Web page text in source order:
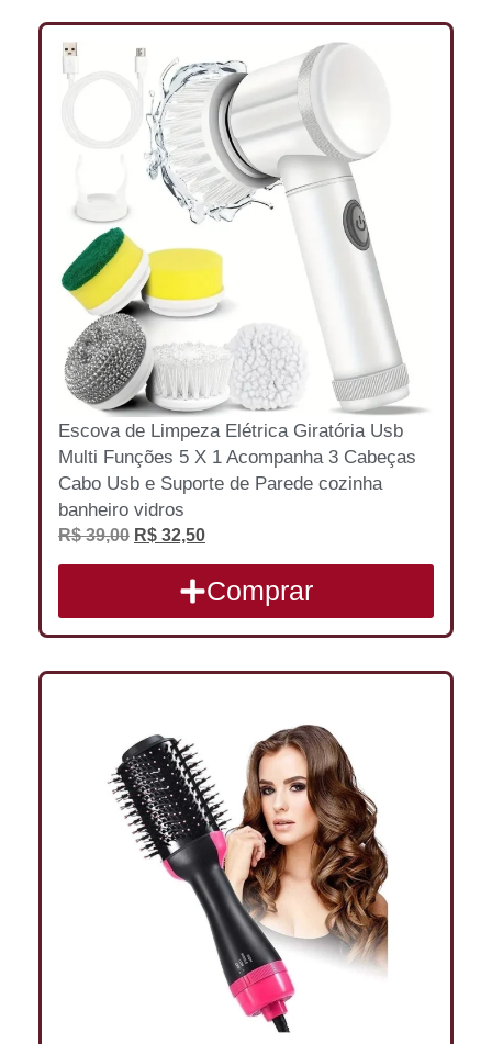
Escova de Limpeza Elétrica Giratória Usb
Multi Funções 5 X 1 Acompanha 3 Cabeças
Cabo Usb e Suporte de Parede cozinha
banheiro vidros
R$39,00 R$ 32,50
Comprar